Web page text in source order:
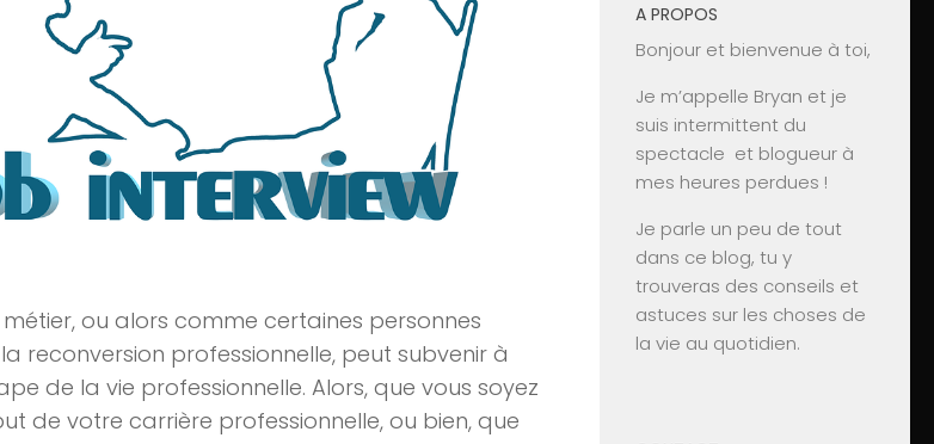
ou alors comme certaines personnes
reconversion professionnelle, peut subvenir à
de la vie professionnelle. Alors, que vous soyez
de votre carrière professionnelle, ou bien, que
A PROPOS
Bonjour et bienvenue à toi,
Je m’appelle Bryan et je
suis intermittent du
spectacle et blogueur à
mes heures perdues !
Je parle un peu de tout
dans ce blog, tu y
trouveras des conseils et
astuces sur les choses de
la vie au quotidien.